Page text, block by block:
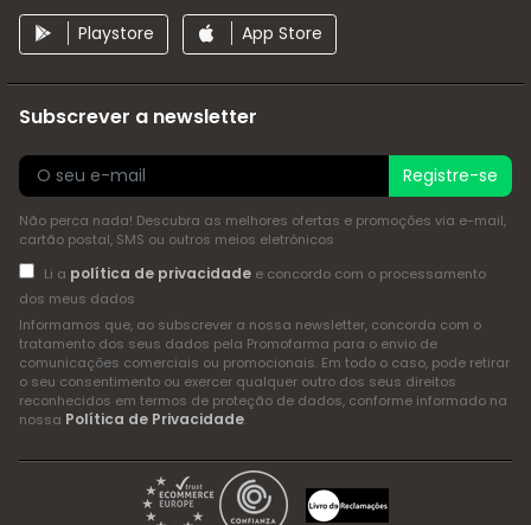
Playstore App Store
Subscrever a newsletter
Registre-se
Não perca nada! Descubra as melhores ofertas e promoções via e-mail,
cartão postal, SMS ou outros meios eletrónicos
Li a política de privacidadee concordo com o processamento
dos meus dados
Informamos que, ao subscrever a nossa newsletter, concorda com o
tratamento dos seus dados pela Promofarma para o envio de
comunicações comerciais ou promocionais. Em todo o caso, pode retirar
o seu consentimento ou exercer qualquer outro dos seus direitos
reconhecidos em termos de proteção de dados, conforme informado na
nossa Política de Privacidade.